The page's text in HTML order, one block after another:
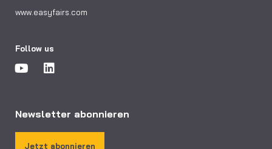
www.easyfairs.com
Follow us
Newsletter abonnieren
Jetzt abonnieren